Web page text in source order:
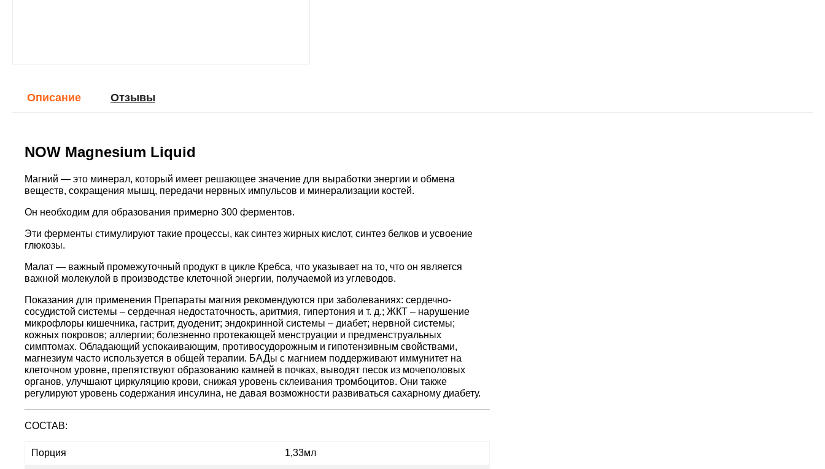
Описание Отзывы
NOW Magnesium Liquid
Магний — это минерал, который имеет решающее значение для выработки энергии и обмена
веществ, сокращения мышц, передачи нервных импульсов и минерализации костей.
Он необходим для образования примерно 300 ферментов.
Эти ферменты стимулируют такие процессы, как синтез жирных кислот, синтез белков и усвоение
глюкозы.
Малат — важный промежуточный продукт в цикле Кребса, что указывает на то, что он является
важной молекулой в производстве клеточной энергии, получаемой из углеводов.
Показания для применения Препараты магния рекомендуются при заболеваниях: сердечно-
сосудистой системы – сердечная недостаточность, аритмия, гипертония и т. д.; ЖКТ – нарушение
микрофлоры кишечника, гастрит, дуоденит; эндокринной системы – диабет; нервной системы;
кожных покровов; аллергии; болезненно протекающей менструации и предменструальных
симптомах. Обладающий успокаивающим, противосудорожным и гипотензивным свойствами,
магнезиум часто используется в общей терапии. БАДы с магнием поддерживают иммунитет на
клеточном уровне, препятствуют образованию камней в почках, выводят песок из мочеполовых
органов, улучшают циркуляцию крови, снижая уровень склеивания тромбоцитов. Они также
регулируют уровень содержания инсулина, не давая возможности развиваться сахарному диабету.
СОСТАВ:
Порция 1,33мл